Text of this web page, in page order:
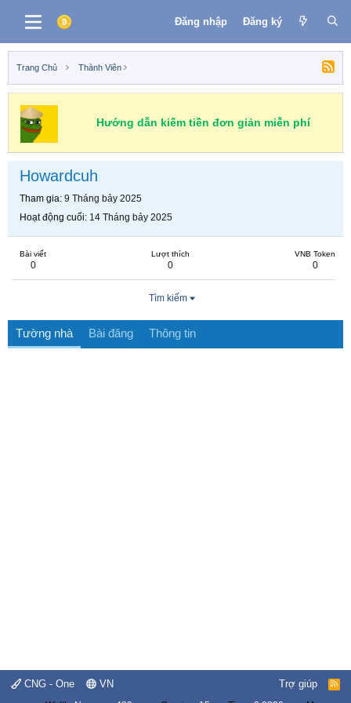
Đăng nhập Đăng ký
Trang Chủ Thành Viên
Hướng dẫn kiếm tiền đơn giản miễn phí
Howardcuh
Tham gia 9 Tháng bảy 2025
Hoạt động cuối 14 Tháng bảy 2025
Bài viết
0
Lượt thích
0
VNB Token
0
Tìm kiếm
Tường nhà Bài đăng Thông tin
CNG - One VN Trợ giúp
R